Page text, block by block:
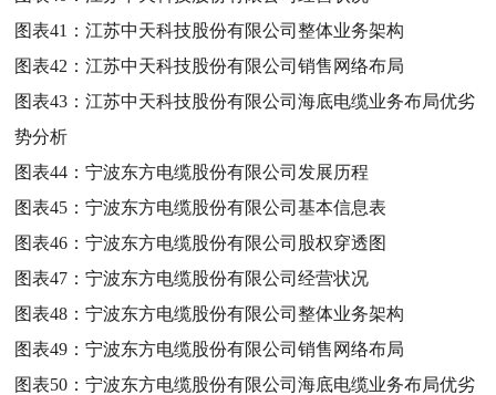
图表41：江苏中天科技股份有限公司整体业务架构
图表42：江苏中天科技股份有限公司销售网络布局
图表43：江苏中天科技股份有限公司海底电缆业务布局优劣
势分析
图表44：宁波东方电缆股份有限公司发展历程
图表45：宁波东方电缆股份有限公司基本信息表
图表46：宁波东方电缆股份有限公司股权穿透图
图表47：宁波东方电缆股份有限公司经营状况
图表48：宁波东方电缆股份有限公司整体业务架构
图表49：宁波东方电缆股份有限公司销售网络布局
图表50：宁波东方电缆股份有限公司海底电缆业务布局优劣